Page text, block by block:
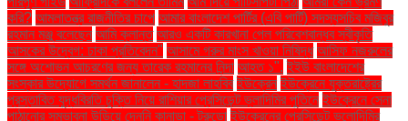
করি? আমলাতন্ত্র রাজনীতির চাপে আমার বাংলাদেশ পার্টির (এবি পার্টি) সদস্যসচিব মজিবুর
রহমান মঞ্জু বলেছেন আমি ক্লান্ত আরও একটি কারখানা পেল পরিবেশবান্ধব স্বীকৃতি
আসকের উদ্বেগ: ঢাকা প্রতিবেদন" আসামে গরুর মাংস খাওয়া নিষিদ্ধ আসিফ নজরুলের
সঙ্গে অশোভন আচরণের জন্য তারেক রহমানের নিন্দা আহত ১". ইইউ বাংলাদেশের
সংস্কার উদ্যোগে সমর্থন জানালেন - হাদজা লাহবিব ইউক্রেন ইউক্রেনে যুক্তরাষ্ট্রের
প্রস্তাবিত যুদ্ধবিরতি চুক্তি নিয়ে রাশিয়ার প্রেসিডেন্ট ভ্লাদিমির পুতিনে ইউক্রেনে সেনা
পাঠানোর সম্ভাবনা উড়িয়ে দেননি কানাডা - ট্রুডো ইউক্রেনের প্রেসিডেন্ট ভলোদিমির